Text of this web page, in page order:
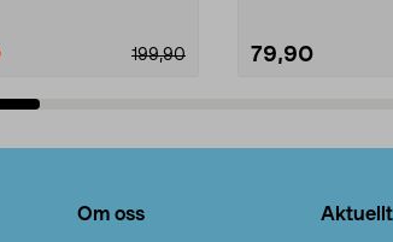
199,90 79,90
Om oss Aktuellt